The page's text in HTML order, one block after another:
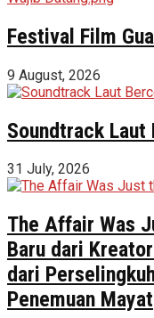
Festival Film
9 August, 2026
Soundtrack
31 July, 2026
The Affair Was
Baru dari
dari
Penemuan Mayat